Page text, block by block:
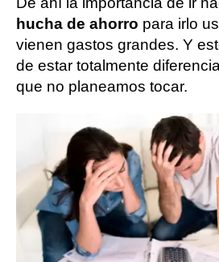
hucha de ahorro para irlo
vienen gastos grandes. Y
de estar totalmente
que no planeamos tocar.